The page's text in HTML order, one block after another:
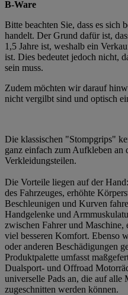
B-Ware
Bitte beachten Sie, dass es sich
handelt. Der Grund dafür ist,
1,5 Jahre ist, weshalb ein
ist. Dies bedeutet jedoch nicht,
sein muss.
Zudem möchten wir darauf
nicht vergilbt sind und optisch
Die klassischen "Stompgrips"
ganz einfach zum Aufkleben an
Verkleidungsteilen.
Die Vorteile liegen auf der
des Fahrzeuges, erhöhte
Beschleunigen und Kurven
Handgelenke und
zwischen Fahrer und
viel besseren Komfort. Ebenso
oder anderen Beschädigungen
Produktpalette umfasst
Dualsport- und Offroad
universelle Pads an, die auf alle
zugeschnitten werden können.